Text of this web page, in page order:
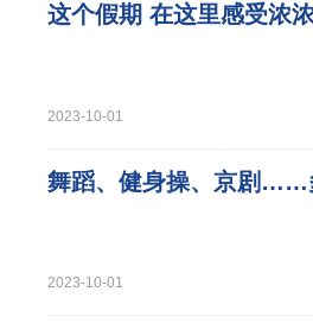
这个假期 在这里感受浓
2023-10-01
舞蹈、健身操、京剧……
2023-10-01